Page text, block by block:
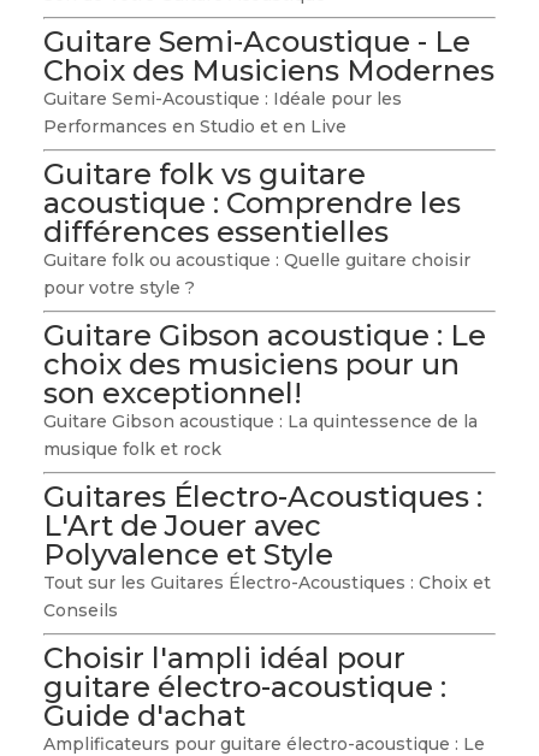
Guitare Semi-Acoustique - Le
Choix des Musiciens Modernes
Guitare Semi-Acoustique : Idéale pour les
Performances en Studio et en Live
Guitare folk vs guitare
acoustique : Comprendre les
différences essentielles
Guitare folk ou acoustique : Quelle guitare choisir
pour votre style ?
Guitare Gibson acoustique : Le
choix des musiciens pour un
son exceptionnel!
Guitare Gibson acoustique : La quintessence de la
musique folk et rock
Guitares Électro-Acoustiques :
L'Art de Jouer avec
Polyvalence et Style
Tout sur les Guitares Électro-Acoustiques : Choix et
Conseils
Choisir l'ampli idéal pour
guitare électro-acoustique :
Guide d'achat
Amplificateurs pour guitare électro-acoustique : Le